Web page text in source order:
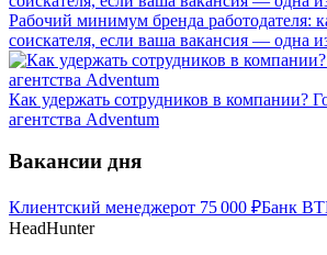
Рабочий минимум бренда работодателя:
соискателя, если ваша вакансия — одна
Как удержать сотрудников в компании?
агентства Adventum
Вакансии дня
Клиентский менеджерот 75 000 ₽Банк
HeadHunter